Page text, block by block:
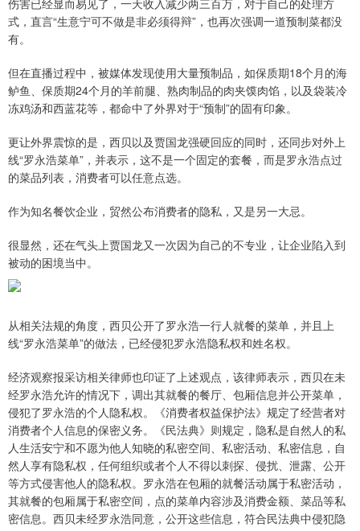
伤害已经显而易见了，一天收入减少两三百万，对于自己的处理方
式，直言“生意宁可不做是非必须得辩”，也再次强调一道预制菜都没
有。
但在直播过程中，被媒体发现使用大量预制品，如保质期18个月的海
鲈鱼、保质期24个月的羊前腿、熟肉制品的肉夹馍肉馅，以及袋装冷
冻鸡汤和西蓝花等，都命中了外界对于“预制”的固有印象。
更让外界震惊的是，西贝以及贾国龙强硬回应的同时，还同步对外上
线“罗永浩菜单”，并表示，这不是一个固定的套餐，而是罗永浩点过
的菜品列表，消费者可以任意点选。
作为知名餐饮企业，贸然公布消费者的隐私，又是另一大忌。
很显然，还在气头上贾国龙又一次因为自己的不专业，让企业陷入到
被动的困境当中。
从相关法规的角度，西贝公开了罗永浩一行人就餐的菜单，并且上
线“罗永浩菜单”的做法，已经侵犯罗永浩隐私权和姓名权。
经济观察报采访相关律师也印证了上述观点，该律师表示，西贝在未
经罗永浩允许的情况下，调出其就餐的餐厅、包厢信息并公开菜单，
侵犯了罗永浩的个人隐私权。《消费者权益保护法》规定了经营者对
消费者个人信息的保密义务。《民法典》则规定，隐私是自然人的私
人生活安宁和不愿为他人知晓的私密空间、私密活动、私密信息，自
然人享有隐私权，任何组织或者个人不得以刺探、侵扰、泄露、公开
等方式侵害他人的隐私权。罗永浩在包厢的就餐活动属于私密活动，
其就餐的包厢属于私密空间，点的菜单内容涉及消费金额、菜品等私
密信息。西贝未经罗永浩同意，公开这些信息，符合民法典中侵犯隐